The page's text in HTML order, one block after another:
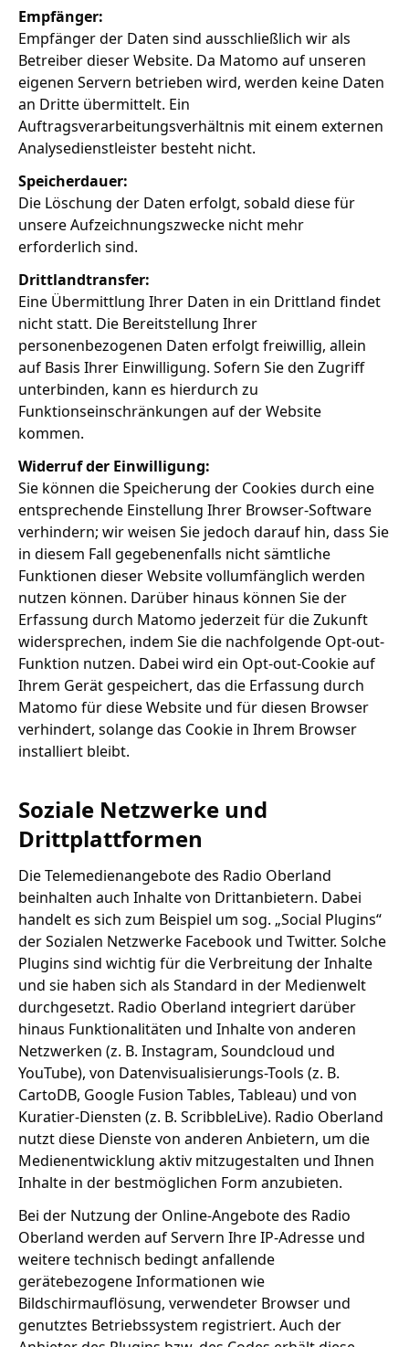
Empfänger:
Empfänger der Daten sind ausschließlich wir als
Betreiber dieser Website. Da Matomo auf unseren
eigenen Servern betrieben wird, werden keine Daten
an Dritte übermittelt. Ein
Auftragsverarbeitungsverhältnis mit einem externen
Analysedienstleister besteht nicht.
Speicherdauer:
Die Löschung der Daten erfolgt, sobald diese für
unsere Aufzeichnungszwecke nicht mehr
erforderlich sind.
Drittlandtransfer:
Eine Übermittlung Ihrer Daten in ein Drittland findet
nicht statt. Die Bereitstellung Ihrer
personenbezogenen Daten erfolgt freiwillig, allein
auf Basis Ihrer Einwilligung. Sofern Sie den Zugriff
unterbinden, kann es hierdurch zu
Funktionseinschränkungen auf der Website
kommen.
Widerruf der Einwilligung:
Sie können die Speicherung der Cookies durch eine
entsprechende Einstellung Ihrer Browser-Software
verhindern; wir weisen Sie jedoch darauf hin, dass Sie
in diesem Fall gegebenenfalls nicht sämtliche
Funktionen dieser Website vollumfänglich werden
nutzen können. Darüber hinaus können Sie der
Erfassung durch Matomo jederzeit für die Zukunft
widersprechen, indem Sie die nachfolgende Opt-out-
Funktion nutzen. Dabei wird ein Opt-out-Cookie auf
Ihrem Gerät gespeichert, das die Erfassung durch
Matomo für diese Website und für diesen Browser
verhindert, solange das Cookie in Ihrem Browser
installiert bleibt.
Soziale Netzwerke und
Drittplattformen
Die Telemedienangebote des Radio Oberland
beinhalten auch Inhalte von Drittanbietern. Dabei
handelt es sich zum Beispiel um sog. „Social Plugins“
der Sozialen Netzwerke Facebook und Twitter. Solche
Plugins sind wichtig für die Verbreitung der Inhalte
und sie haben sich als Standard in der Medienwelt
durchgesetzt. Radio Oberland integriert darüber
hinaus Funktionalitäten und Inhalte von anderen
Netzwerken (z. B. Instagram, Soundcloud und
YouTube), von Datenvisualisierungs-Tools (z. B.
CartoDB, Google Fusion Tables, Tableau) und von
Kuratier-Diensten (z. B. ScribbleLive). Radio Oberland
nutzt diese Dienste von anderen Anbietern, um die
Medienentwicklung aktiv mitzugestalten und Ihnen
Inhalte in der bestmöglichen Form anzubieten.
Bei der Nutzung der Online-Angebote des Radio
Oberland werden auf Servern Ihre IP-Adresse und
weitere technisch bedingt anfallende
gerätebezogene Informationen wie
Bildschirmauflösung, verwendeter Browser und
genutztes Betriebssystem registriert. Auch der